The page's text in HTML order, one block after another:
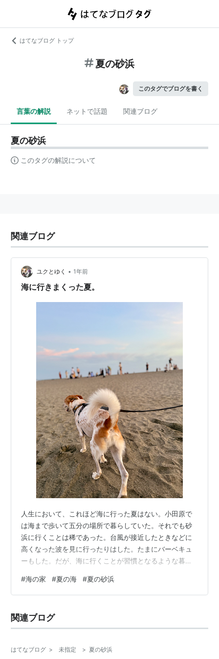
はてなブログ トップ
夏の砂浜
このタグでブログを書く
言葉の解説 ネットで話題 関連ブログ
夏の砂浜
このタグの解説について
関連ブログ
ユクとゆく • 1年前
海に行きまくった夏。
人生において、これほど海に行った夏はない。小田原で
は海まで歩いて五分の場所で暮らしていた。それでも砂
浜に行くことは稀であった。台風が接近したときなどに
高くなった波を見に行ったりはした。たまにバーベキュ
ーもした。だが、海に行くことが習慣となるような暮ら
十分だった。 さあて、と。 海に集まる酔っ払いが好かな
い。海に入ったあとに纏わりつく砂が恨めしい。肌がべ
のいてきた。 それなのに、今年の夏は、毎週海に通っ
た。家から一時間もかかるのに、だ。 ほっとステーショ
#海の家 #夏の海 #夏の砂浜
関連ブログ
はてなブログ > 未指定 > 夏の砂浜